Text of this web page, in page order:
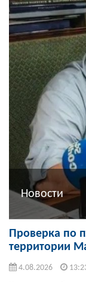
Новости
Проверка по
территории
4.08.2026